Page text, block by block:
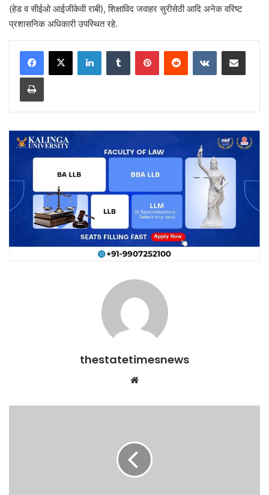
(हेड व सीईओ आईजीकेवी राबी), शिक्षाविद जवाहर सुरीसेठी आदि अनेक वरिष्ट
प्रशासनिक अधिकारी उपस्थित रहे.
LinkedInTumblr PinterestReddit VKontakteShare via Email
Print
thestatetimesnews